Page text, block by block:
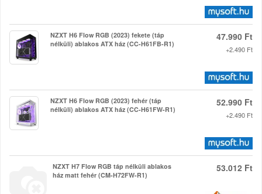
NZXT H6 Flow RGB (2023) fekete (táp
nélküli) ablakos ATX ház (CC-H61FB-R1)
47.990 Ft
+2.490 Ft
NZXT H6 Flow RGB (2023) fehér (táp
nélküli) ablakos ATX ház (CC-H61FW-R1)
52.990 Ft
+2.490 Ft
NZXT H7 Flow RGB táp nélküli ablakos
ház matt fehér (CM-H72FW-R1)
53.012 Ft